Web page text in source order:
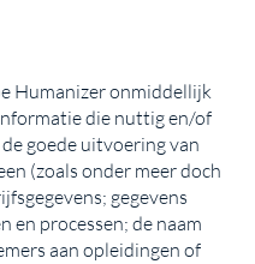
Humanizer onmiddellijk
die nuttig en/of
goede uitvoering van
(zoals onder meer doch
gegevens
en processen; de naam
aan opleidingen of